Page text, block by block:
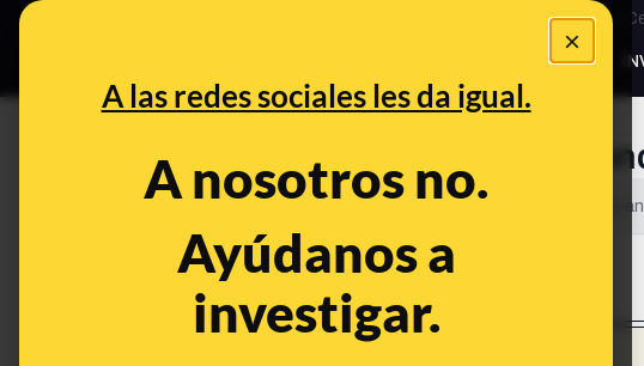
×
A las redes sociales les da igual.
A nosotros no.
Ayúdanos a
investigar.
Especial Ceuta•Bulos
PREBUNKING
¿Este vídeo muestra calles y
This content has NOT yet been verified. It is